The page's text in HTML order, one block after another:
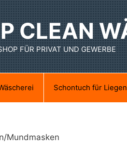
CLEAN
FÜR PRIVAT UND GEWERBE
Schontuch für Liegen
Mundmasken